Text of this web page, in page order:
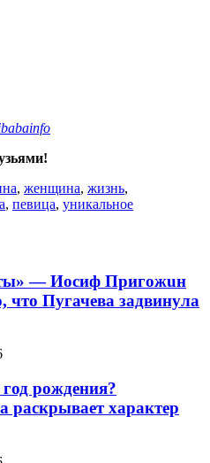
, женщина, жизнь,
, певица, уникальное
— Иосиф Пpигожuн
что Пугачева задвинула
рождения?
раскрывает характер